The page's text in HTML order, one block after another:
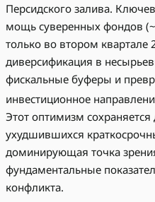
Персидского залива.
мощь суверенных фондов
только во втором
диверсификация в
фискальные буферы и
инвестиционное
Этот оптимизм
ухудшившихся
доминирующая точка
фундаментальные
конфликта.